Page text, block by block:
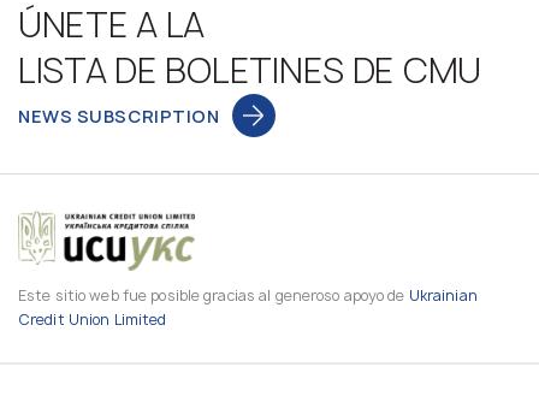
ÚNETE A LA
LISTA DE BOLETINES DE CMU
NEWS SUBSCRIPTION
Este sitio web fue posible gracias al generoso apoyo de Ukrainian
Credit Union Limited